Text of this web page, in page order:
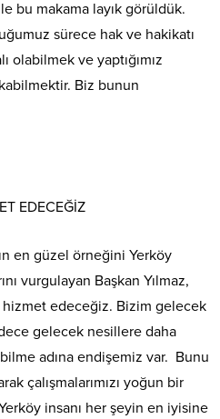
bu makama layık görüldük.
sürece hak ve hakikatı
olabilmek ve yaptığımız
Biz bunun
EDECEĞİZ
en güzel örneğini Yerköy
vurgulayan Başkan Yılmaz,
edeceğiz. Bizim gelecek
gelecek nesillere daha
adına endişemiz var. Bunu
çalışmalarımızı yoğun bir
insanı her şeyin en iyisine